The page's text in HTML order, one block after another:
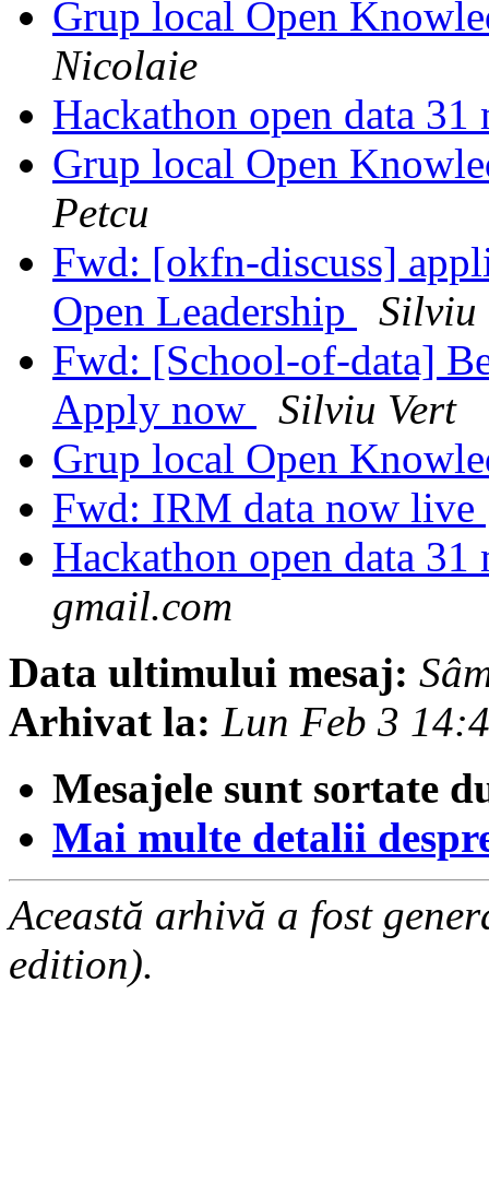
Grup local Open
Nicolaie
Hackathon open data
Grup local Open
Petcu
Fwd: [okfn-discuss]
Open Leadership
Silviu
Fwd: [School-of-data]
Apply now
Silviu Vert
Grup local Open
Fwd: IRM data now live
Hackathon open data
gmail.com
Data ultimului mesaj:
Arhivat la: Lun Feb 3
Mesajele sunt sortate
Mai multe detalii
Această arhivă a fost
edition).